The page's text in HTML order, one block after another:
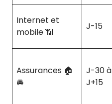
Internet et
mobile 📶
J-15
Assurances 🏠
🚘
J-30 à
J+15